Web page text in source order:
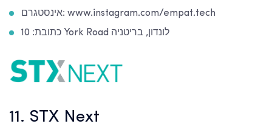
אינסטגרם: www.instagram.com/empat.tech
כתובת: 10 York Road לונדון, בריטניה
11. STX Next